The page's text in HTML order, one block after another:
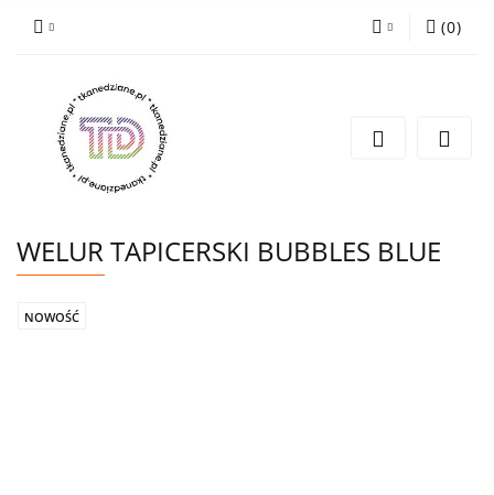
Wyślij e-mail
(0)
WELUR TAPICERSKI BUBBLES BLUE
NOWOŚĆ